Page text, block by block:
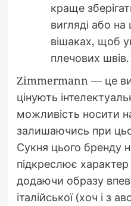
краще
вигляді або
вішаках, щоб
плечових швів.
Zimmermann — це
цінують
можливість носити
залишаючись при
Сукня цього бренду
підкреслює характер
додаючи образу
італійської (хоч і з